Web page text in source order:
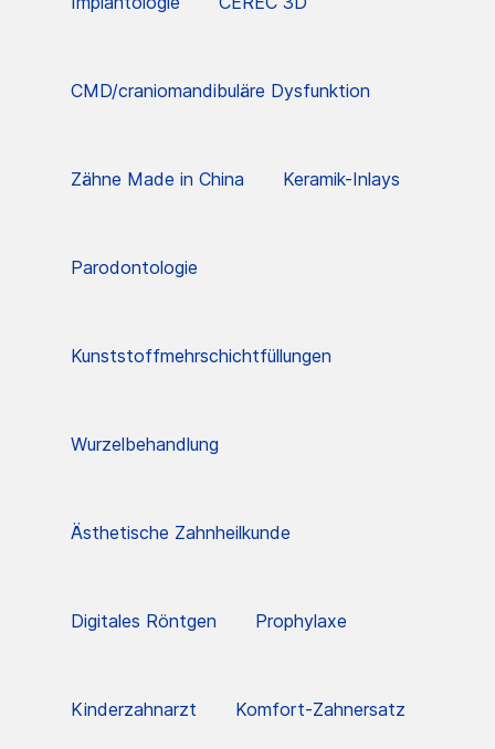
CMD/craniomandibuläre Dysfunktion
Zähne Made in China Keramik-Inlays
Parodontologie
Kunststoffmehrschichtfüllungen
Wurzelbehandlung
Ästhetische Zahnheilkunde
Digitales Röntgen Prophylaxe
Kinderzahnarzt Komfort-Zahnersatz